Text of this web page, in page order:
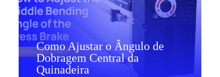
Como Ajustar o Ângulo de
Dobragem Central da
Quinadeira